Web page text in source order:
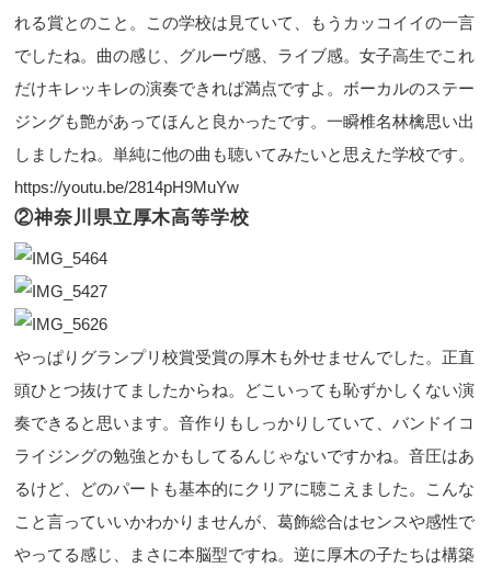
れる賞とのこと。この学校は見ていて、もうカッコイイの一言
でしたね。曲の感じ、グルーヴ感、ライブ感。女子高生でこれ
だけキレッキレの演奏できれば満点ですよ。ボーカルのステー
ジングも艶があってほんと良かったです。一瞬椎名林檎思い出
しましたね。単純に他の曲も聴いてみたいと思えた学校です。
https://youtu.be/2814pH9MuYw
②神奈川県立厚木高等学校
やっぱりグランプリ校賞受賞の厚木も外せませんでした。正直
頭ひとつ抜けてましたからね。どこいっても恥ずかしくない演
奏できると思います。音作りもしっかりしていて、バンドイコ
ライジングの勉強とかもしてるんじゃないですかね。音圧はあ
るけど、どのパートも基本的にクリアに聴こえました。こんな
こと言っていいかわかりませんが、葛飾総合はセンスや感性で
やってる感じ、まさに本脳型ですね。逆に厚木の子たちは構築